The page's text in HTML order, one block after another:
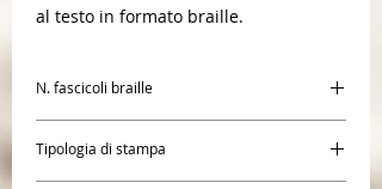
al testo in formato braille.
N. fascicoli braille
Tipologia di stampa